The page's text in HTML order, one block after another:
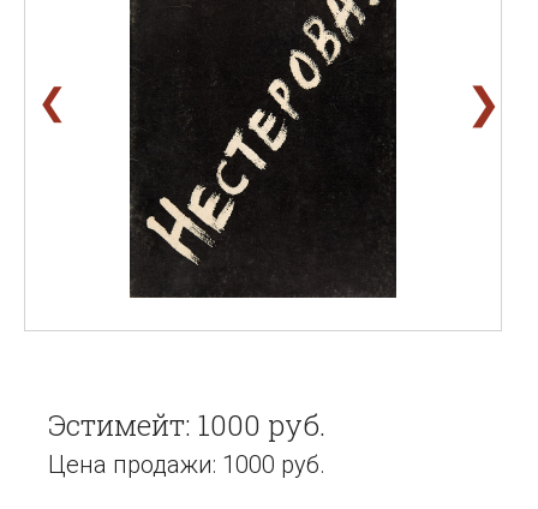
❮ ❯
Эстимейт: 1000 руб.
Цена продажи: 1000 руб.